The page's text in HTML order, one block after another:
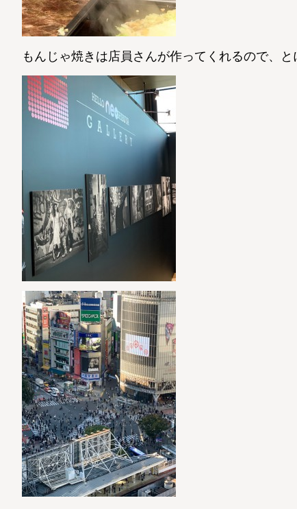
もんじゃ焼きは店員さんが作ってくれるので、